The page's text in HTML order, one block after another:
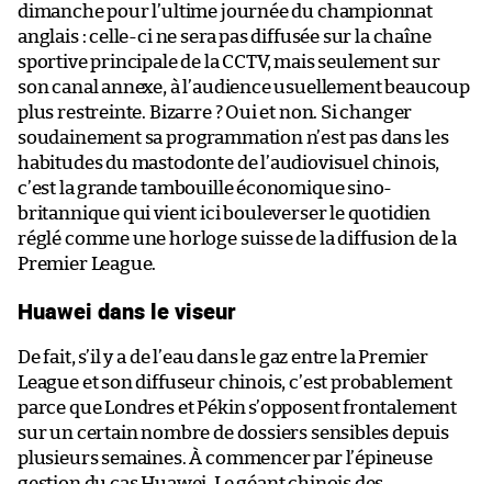
dimanche pour l’ultime journée du championnat
anglais : celle-ci ne sera pas diffusée sur la chaîne
sportive principale de la CCTV, mais seulement sur
son canal annexe, à l’audience usuellement beaucoup
plus restreinte. Bizarre ? Oui et non. Si changer
soudainement sa programmation n’est pas dans les
habitudes du mastodonte de l’audiovisuel chinois,
c’est la grande tambouille économique sino-
britannique qui vient ici bouleverser le quotidien
réglé comme une horloge suisse de la diffusion de la
Premier League.
Huawei dans le viseur
De fait, s’il y a de l’eau dans le gaz entre la Premier
League et son diffuseur chinois, c’est probablement
parce que Londres et Pékin s’opposent frontalement
sur un certain nombre de dossiers sensibles depuis
plusieurs semaines. À commencer par l’épineuse